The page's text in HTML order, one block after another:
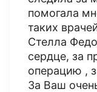
помогала
таких
Стелла
сердце, за
операцию ,
За Ваш